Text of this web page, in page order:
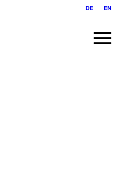
DE EN